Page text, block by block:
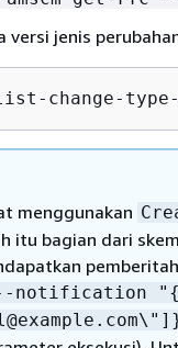
versi jenis
list-change-
menggunakan
itu bagian dari
notification " {